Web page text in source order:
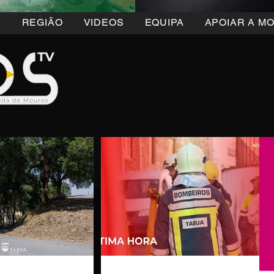
REGIÃO VIDEOS EQUIPA APOIAR A